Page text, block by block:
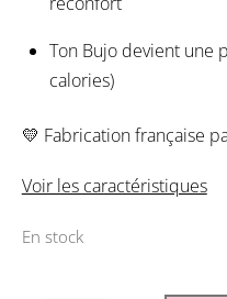
Ton Bujo devient une
calories)
💛 Fabrication française
Voir les caractéristiques
En stock